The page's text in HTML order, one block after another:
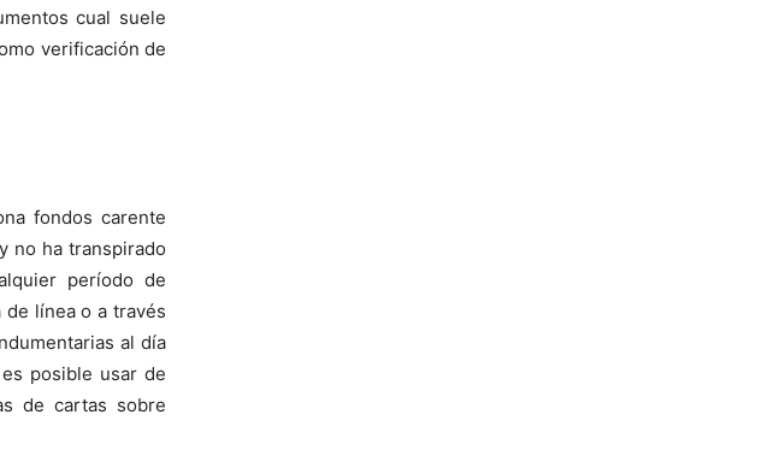
cual suele
verificación de
fondos carente
no ha transpirado
período de
línea o a través
al día
posible usar de
de cartas sobre